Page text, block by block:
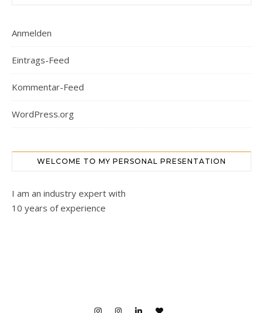
Anmelden
Eintrags-Feed
Kommentar-Feed
WordPress.org
WELCOME TO MY PERSONAL PRESENTATION
I am an industry expert with
10 years of experience